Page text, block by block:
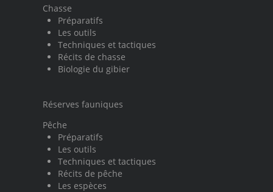
Chasse
Préparatifs
Les outils
Techniques et tactiques
Récits de chasse
Biologie du gibier
Réserves fauniques
Pêche
Préparatifs
Les outils
Techniques et tactiques
Récits de pêche
Les espèces